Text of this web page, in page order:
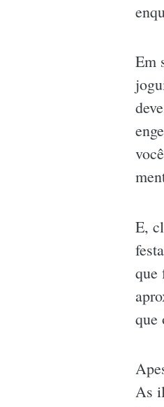
Em
E,
que
que
As